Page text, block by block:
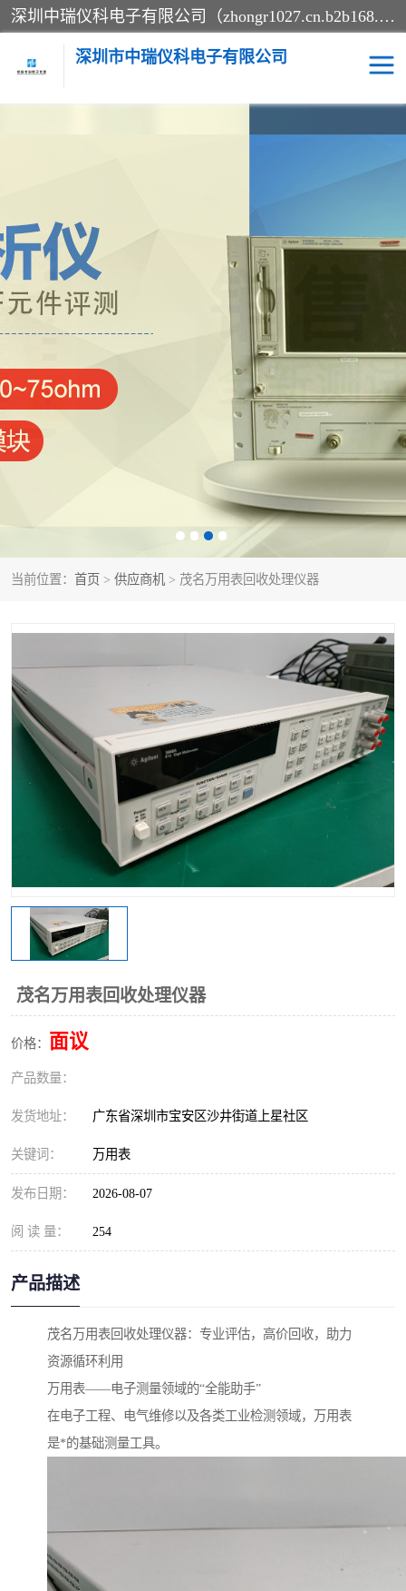
深圳中瑞仪科电子有限公司（zhongr1027.cn.b2b168.com）主要从事回收二手仪器，工厂仪器，回收示波器，KeysightE4980A，FLUKE754，MT8852B，IFR3920，Agilent N4010A，MT8852B等业务，全国统一热线：13570873835。深圳中瑞仪科电子有限公司整批或单出，专业评估高价回收工厂闲置仪器。
深圳市中瑞仪科电子有限公司
当前位置： 首页 > 供应商机 > 茂名万用表回收处理仪器
茂名万用表回收处理仪器
价格： 面议
产品数量：
发货地址： 广东省深圳市宝安区沙井街道上星社区
关键词： 万用表
发布日期： 2026-08-07
阅 读 量： 254
产品描述
茂名万用表回收处理仪器：专业评估，高价回收，助力
资源循环利用
万用表——电子测量领域的“全能助手”
在电子工程、电气维修以及各类工业检测领域，万用表
是*的基础测量工具。
电阻-功率计 频谱分析仪
万用表 综合测试仪
蓝牙测试仪 网络分析仪
过程校验仪 电桥测试仪
泰克示波器 电池测试仪
函数信号发生器
校准件
校准仪 阻抗分析仪